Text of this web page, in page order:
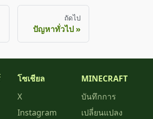
ถัดไป
ปัญหาทั่วไป
โซเชียล
X
Instagram
MINECRAFT
บันทึกการ
เปลี่ยนแปลง